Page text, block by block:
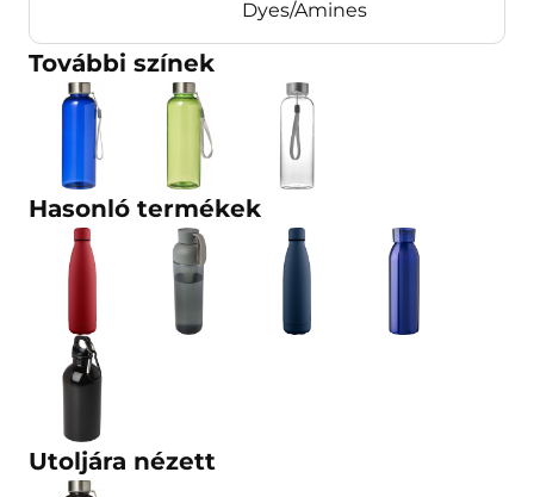
Dyes/Amines
További színek
Hasonló termékek
Utoljára nézett